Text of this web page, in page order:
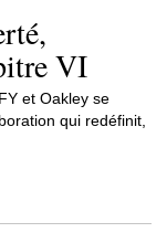
VI
et Oakley se
qui redéfinit,